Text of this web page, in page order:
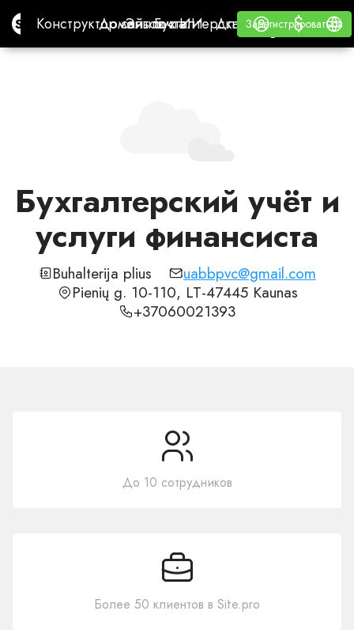
Site.proКонструктор сайтов с ИИ
Конструктор сайтов с ИИ
Домены
ДоменыЭл. почта
Эл. почта
Бухгалтерская программа
Бухгалтерская программа
Для
Для Реселлеров
ВАЙТ ЛЕЙБЛ
Обучение
Обучение
Зарегистрироваться
Зарегистрироваться
Войти $
$
Бухгалтерский учёт и
услуги финансиста
Buhalterija plius
uabbpvc@gmail.com
Pienių g. 10-110, LT-47445 Kaunas
+37060021393
До 10 сотрудников
Более 50 клиентов в Site.pro